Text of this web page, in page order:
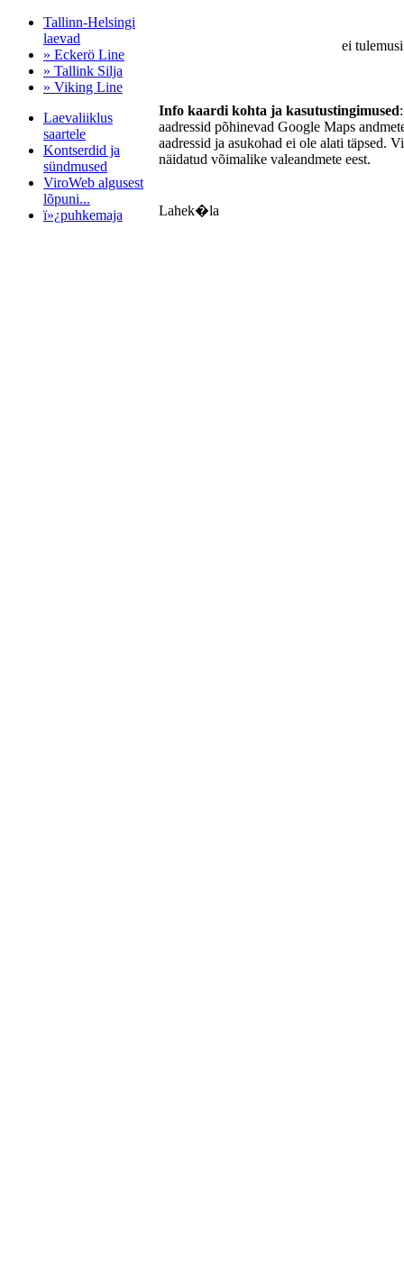
Tallinn-Helsingi
laevad
» Eckerö Line
» Tallink Silja
» Viking Line
Laevaliiklus
saartele
Kontserdid ja
sündmused
ViroWeb algusest
lõpuni...
ï»¿puhkemaja
ei
Info kaardi kohta ja kasutustingimused
aadressid põhinevad Google Maps
aadressid ja asukohad ei ole alati täpsed.
näidatud võimalike valeandmete eest.
Lahek�la